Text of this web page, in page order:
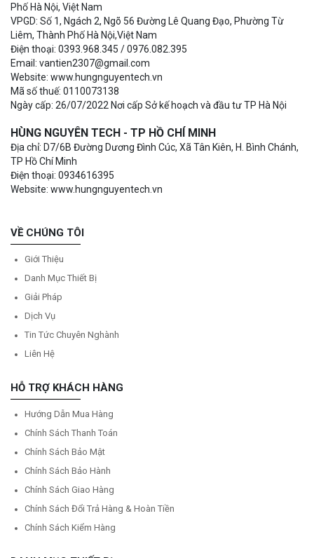
Phố Hà Nội, Việt Nam
VPGD: Số 1, Ngách 2, Ngõ 56 Đường Lê Quang Đạo, Phường Từ
Liêm, Thành Phố Hà Nội,Việt Nam
Điện thoại: 0393.968.345 / 0976.082.395
Email: vantien2307@gmail.com
Website: www.hungnguyentech.vn
Mã số thuế: 0110073138
Ngày cấp: 26/07/2022 Nơi cấp Sở kế hoạch và đầu tư TP Hà Nội
HÙNG NGUYÊN TECH - TP HỒ CHÍ MINH
Địa chỉ: D7/6B Đường Dương Đình Cúc, Xã Tân Kiên, H. Bình Chánh,
TP Hồ Chí Minh
Điện thoại: 0934616395
Website: www.hungnguyentech.vn
VỀ CHÚNG TÔI
Giới Thiệu
Danh Mục Thiết Bị
Giải Pháp
Dịch Vụ
Tin Tức Chuyên Nghành
Liên Hệ
HỖ TRỢ KHÁCH HÀNG
Hướng Dẫn Mua Hàng
Chính Sách Thanh Toán
Chính Sách Bảo Mật
Chính Sách Bảo Hành
Chính Sách Giao Hàng
Chính Sách Đổi Trả Hàng & Hoàn Tiền
Chính Sách Kiểm Hàng